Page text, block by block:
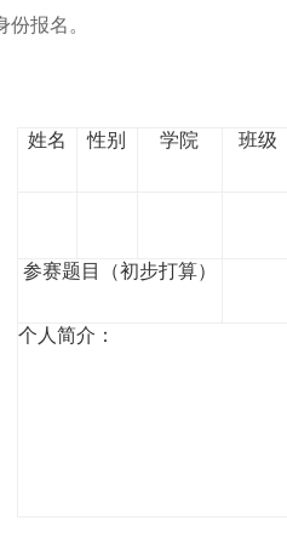
报名。
姓名 性别 学院 班级
参赛题目（初步打算）
个人简介：